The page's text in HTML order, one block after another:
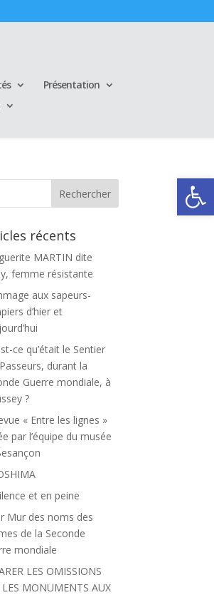
Ouvrir
Présentation
récents
MARTIN dite
femme résistante
aux sapeurs-
d’hier et
ce qu’était le Sentier
durant la
Guerre mondiale, à
?
« Entre les lignes »
par l’équipe du musée
et en peine
Mur des noms des
de la Seconde
mondiale
LES OMISSIONS
LES MONUMENTS AUX